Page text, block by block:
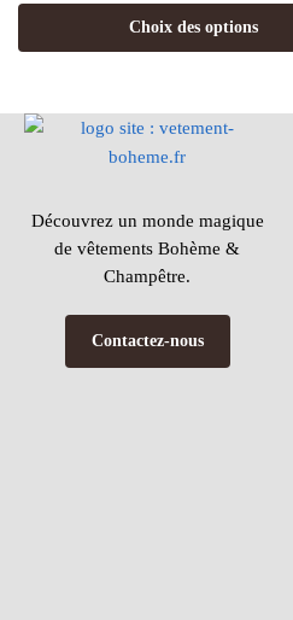
Choix des options
Découvrez un monde magique
de vêtements Bohème &
Champêtre.
Contactez-nous